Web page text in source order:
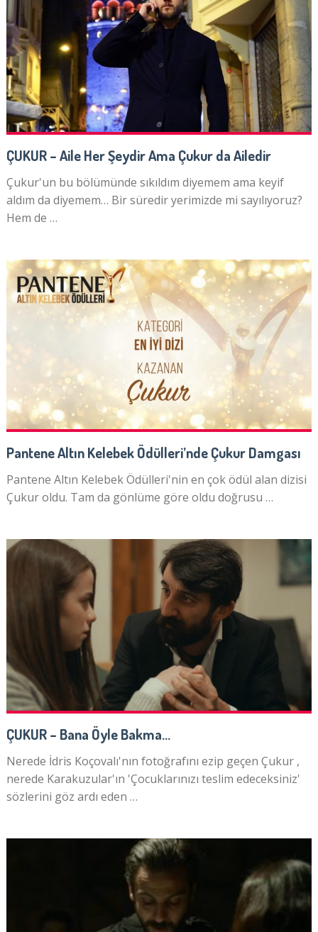
ÇUKUR – Aile Her Şeydir Ama Çukur da Ailedir
Çukur'un bu bölümünde sıkıldım diyemem ama keyif
aldım da diyemem… Bir süredir yerimizde mi sayılıyoruz?
Hem de …
Pantene Altın Kelebek Ödülleri’nde Çukur Damgası
Pantene Altın Kelebek Ödülleri'nin en çok ödül alan dizisi
Çukur oldu. Tam da gönlüme göre oldu doğrusu …
ÇUKUR – Bana Öyle Bakma…
Nerede İdris Koçovalı'nın fotoğrafını ezip geçen Çukur ,
nerede Karakuzular'ın 'Çocuklarınızı teslim edeceksiniz'
sözlerini göz ardı eden …